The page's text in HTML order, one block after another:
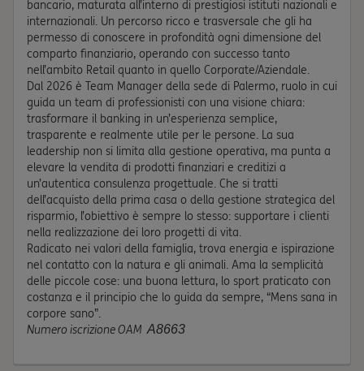
bancario, maturata all’interno di prestigiosi istituti nazionali e
internazionali. Un percorso ricco e trasversale che gli ha
permesso di conoscere in profondità ogni dimensione del
comparto finanziario, operando con successo tanto
nell’ambito Retail quanto in quello Corporate/Aziendale.
Dal 2026 è Team Manager della sede di Palermo, ruolo in cui
guida un team di professionisti con una visione chiara:
trasformare il banking in un’esperienza semplice,
trasparente e realmente utile per le persone. La sua
leadership non si limita alla gestione operativa, ma punta a
elevare la vendita di prodotti finanziari e creditizi a
un’autentica consulenza progettuale. Che si tratti
dell’acquisto della prima casa o della gestione strategica del
risparmio, l’obiettivo è sempre lo stesso: supportare i clienti
nella realizzazione dei loro progetti di vita.
Radicato nei valori della famiglia, trova energia e ispirazione
nel contatto con la natura e gli animali. Ama la semplicità
delle piccole cose: una buona lettura, lo sport praticato con
costanza e il principio che lo guida da sempre, “Mens sana in
corpore sano”.
Numero iscrizione OAMA8663